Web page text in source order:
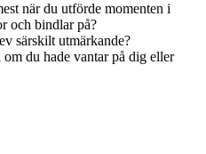
när du utförde momenten i
och bindlar på?
särskilt utmärkande?
du hade vantar på dig eller